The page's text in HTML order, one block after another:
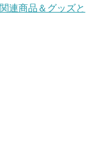
連商品＆グッズと